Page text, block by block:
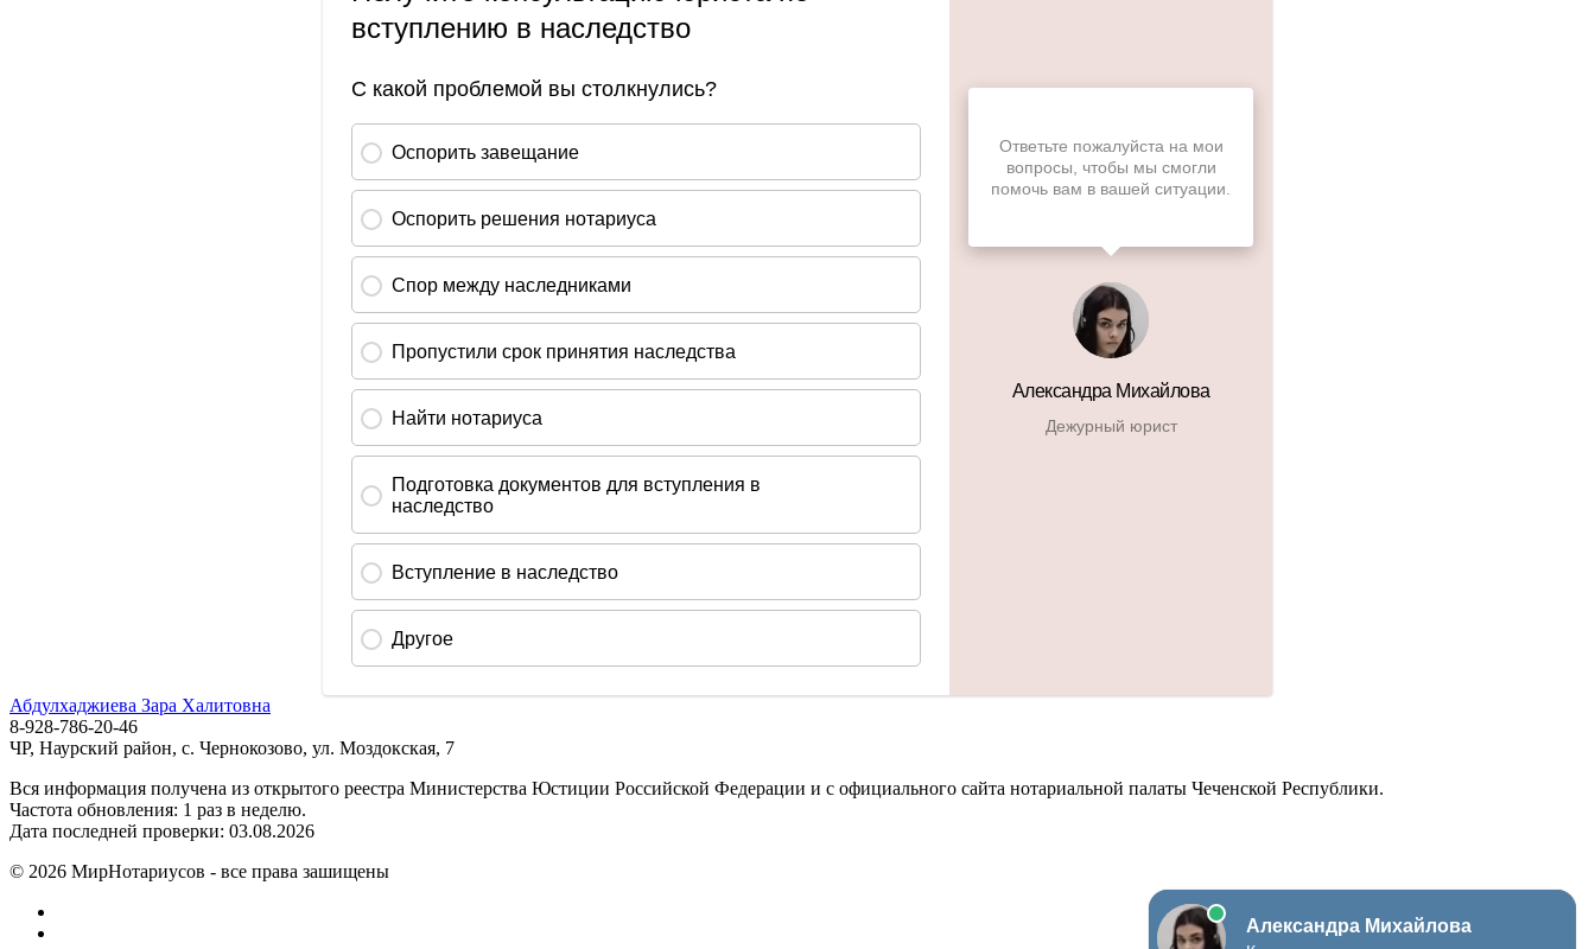
Абдулхаджиева Зара Халитовна
8-928-786-20-46
ЧР, Наурский район, с. Чернокозово, ул. Моздокская, 7
Вся информация получена из открытого реестра Министерства Юстиции Российской Федерации и с официального сайта нотариальной палаты Чеченской Республики.
Частота обновления: 1 раз в неделю.
Дата последней проверки: 03.08.2026
© 2026 МирНотариусов - все права зашищены